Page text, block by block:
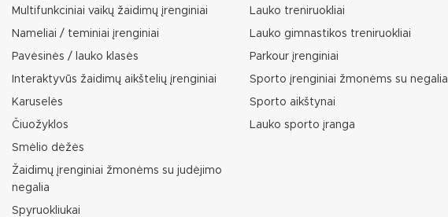
Multifunkciniai vaikų žaidimų įrenginiai
Nameliai / teminiai įrenginiai
Pavėsinės / lauko klasės
Interaktyvūs žaidimų aikštelių įrenginiai
Karuselės
Čiuožyklos
Smėlio dėžės
Žaidimų įrenginiai žmonėms su judėjimo
negalia
Spyruokliukai
Lauko treniruokliai
Lauko gimnastikos treniruokliai
Parkour įrenginiai
Sporto įrenginiai žmonėms su negalia
Sporto aikštynai
Lauko sporto įranga